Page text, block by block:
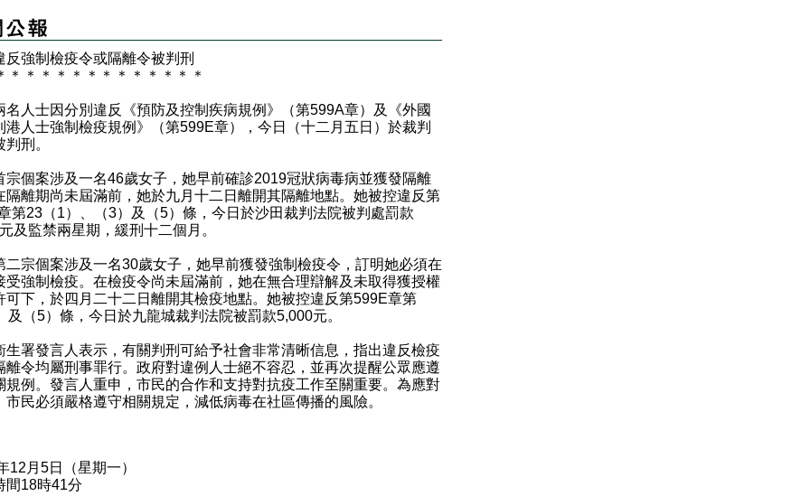
反強制檢疫令或隔離令被判刑
＊ ＊ ＊ ＊ ＊ ＊ ＊ ＊ ＊ ＊ ＊ ＊ ＊
士因分別違反《預防及控制疾病規例》（第599A章）及《外國
港人士強制檢疫規例》（第599E章），今日（十二月五日）於裁判
刑。
案涉及一名46歲女子，她早前確診2019冠狀病毒病並獲發隔離
隔離期尚未屆滿前，她於九月十二日離開其隔離地點。她被控違反第
第23（1）、（3）及（5）條，今日於沙田裁判法院被判處罰款
及監禁兩星期，緩刑十二個月。
個案涉及一名30歲女子，她早前獲發強制檢疫令，訂明她必須在
受強制檢疫。在檢疫令尚未屆滿前，她在無合理辯解及未取得獲授權
可下，於四月二十二日離開其檢疫地點。她被控違反第599E章第
及（5）條，今日於九龍城裁判法院被罰款5,000元。
發言人表示，有關判刑可給予社會非常清晰信息，指出違反檢疫
離令均屬刑事罪行。政府對違例人士絕不容忍，並再次提醒公眾應遵
規例。發言人重申，市民的合作和支持對抗疫工作至關重要。為應對
市民必須嚴格遵守相關規定，減低病毒在社區傳播的風險。
12月5日（星期一）
間18時41分